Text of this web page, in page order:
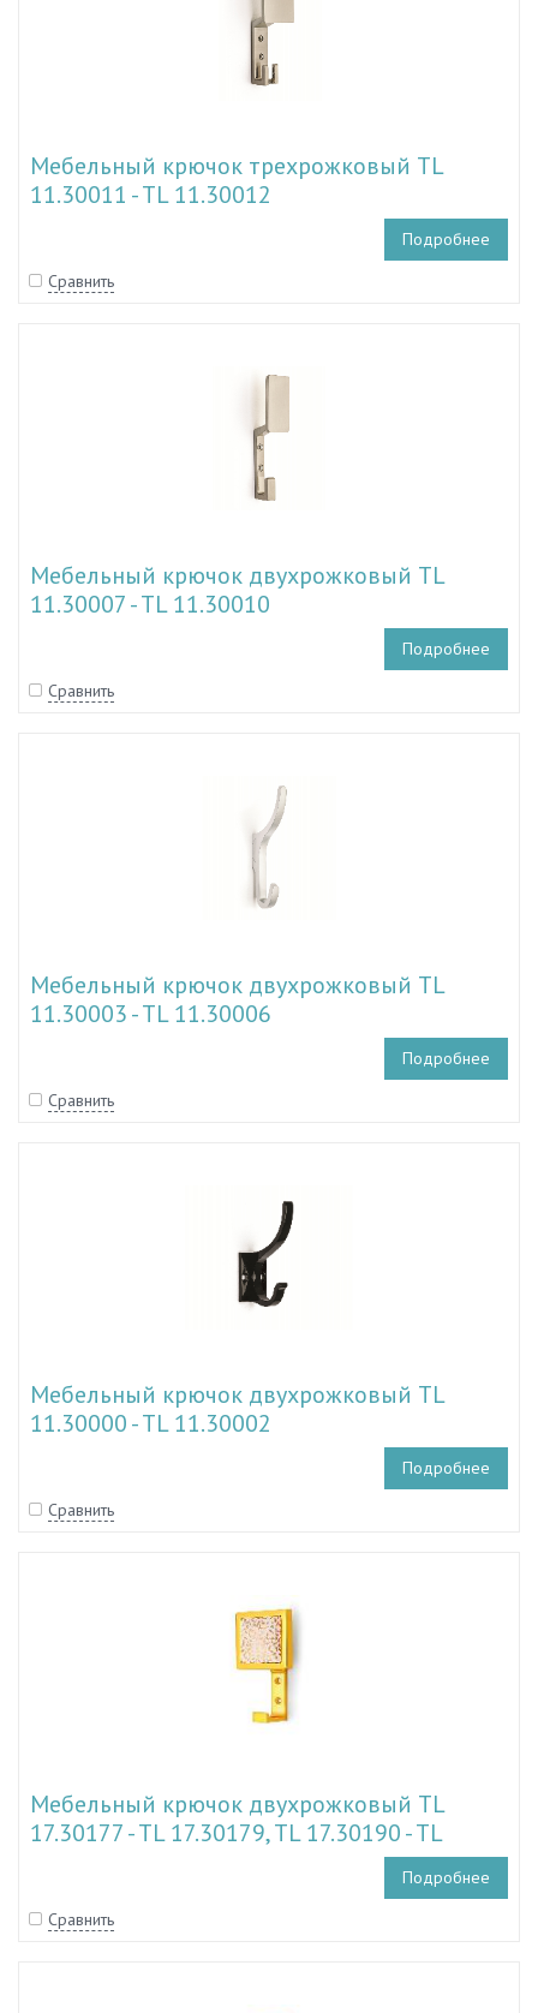
Мебельный крючок трехрожковый TL
11.30011 - TL 11.30012
Подробнее
Сравнить
Мебельный крючок двухрожковый TL
11.30007 - TL 11.30010
Подробнее
Сравнить
Мебельный крючок двухрожковый TL
11.30003 - TL 11.30006
Подробнее
Сравнить
Мебельный крючок двухрожковый TL
11.30000 - TL 11.30002
Подробнее
Сравнить
Мебельный крючок двухрожковый TL
17.30177 - TL 17.30179, TL 17.30190 - TL
Подробнее
Сравнить